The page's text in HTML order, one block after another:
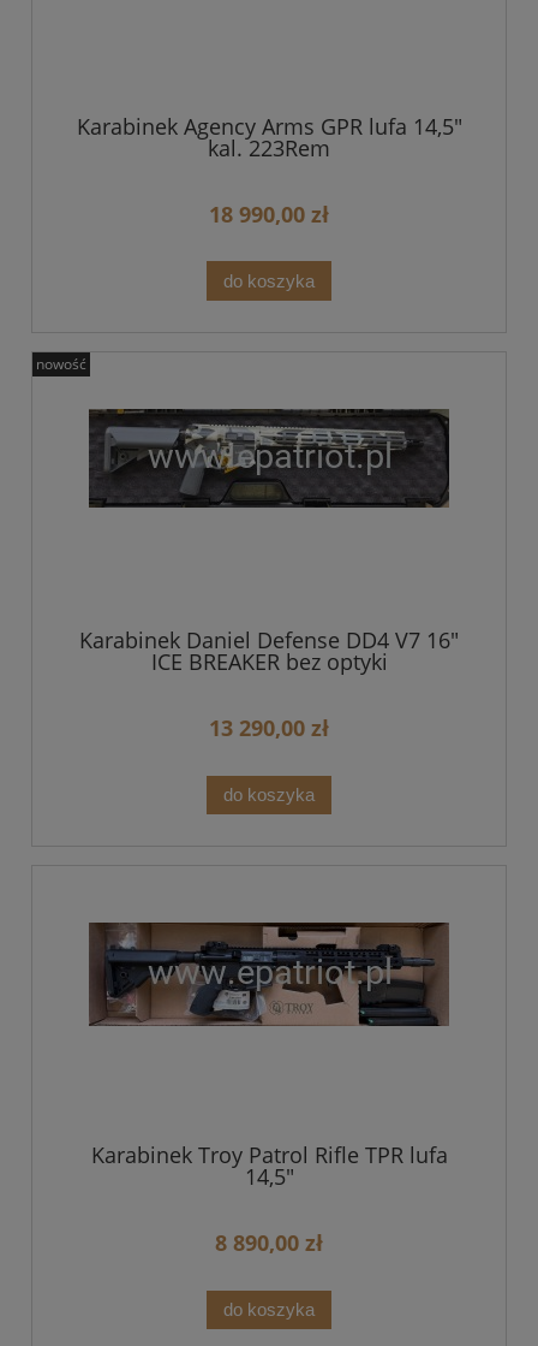
Karabinek Agency Arms GPR lufa 14,5"
kal. 223Rem
18 990,00 zł
do koszyka
Karabinek Daniel Defense DD4 V7 16"
ICE BREAKER bez optyki
13 290,00 zł
do koszyka
nowość
Karabinek Troy Patrol Rifle TPR lufa
14,5"
8 890,00 zł
do koszyka